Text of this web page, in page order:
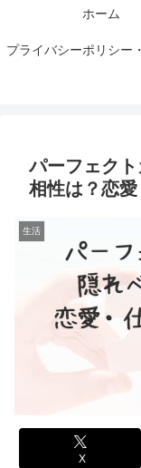
ホーム
プライバシーポリシー
パーフェク
相性は？恋
生活
X